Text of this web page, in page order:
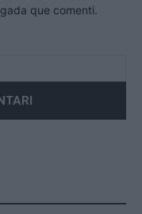
que comenti.